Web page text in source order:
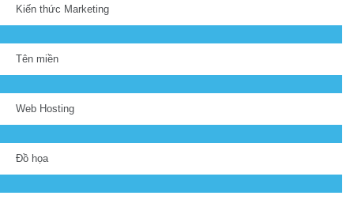
Kiến thức Marketing
Tên miền
Web Hosting
Đồ họa